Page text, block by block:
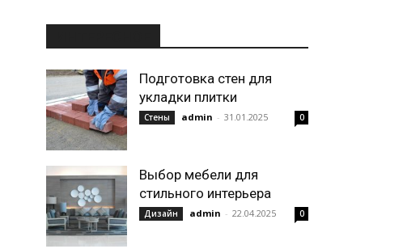
Подготовка стен для
укладки плитки
Стены admin - 31.01.2025 0
Выбор мебели для
стильного интерьера
Дизайн admin - 22.04.2025 0